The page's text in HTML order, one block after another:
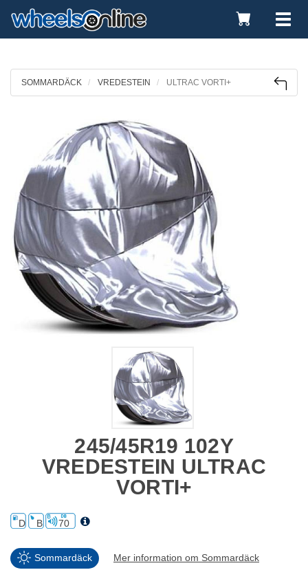
Toggle
Cart
SOMMARDÄCK VREDESTEIN ULTRAC VORTI+
245/45R19 102Y
VREDESTEIN ULTRAC
VORTI+
D B 70
Sommardäck Mer information om Sommardäck